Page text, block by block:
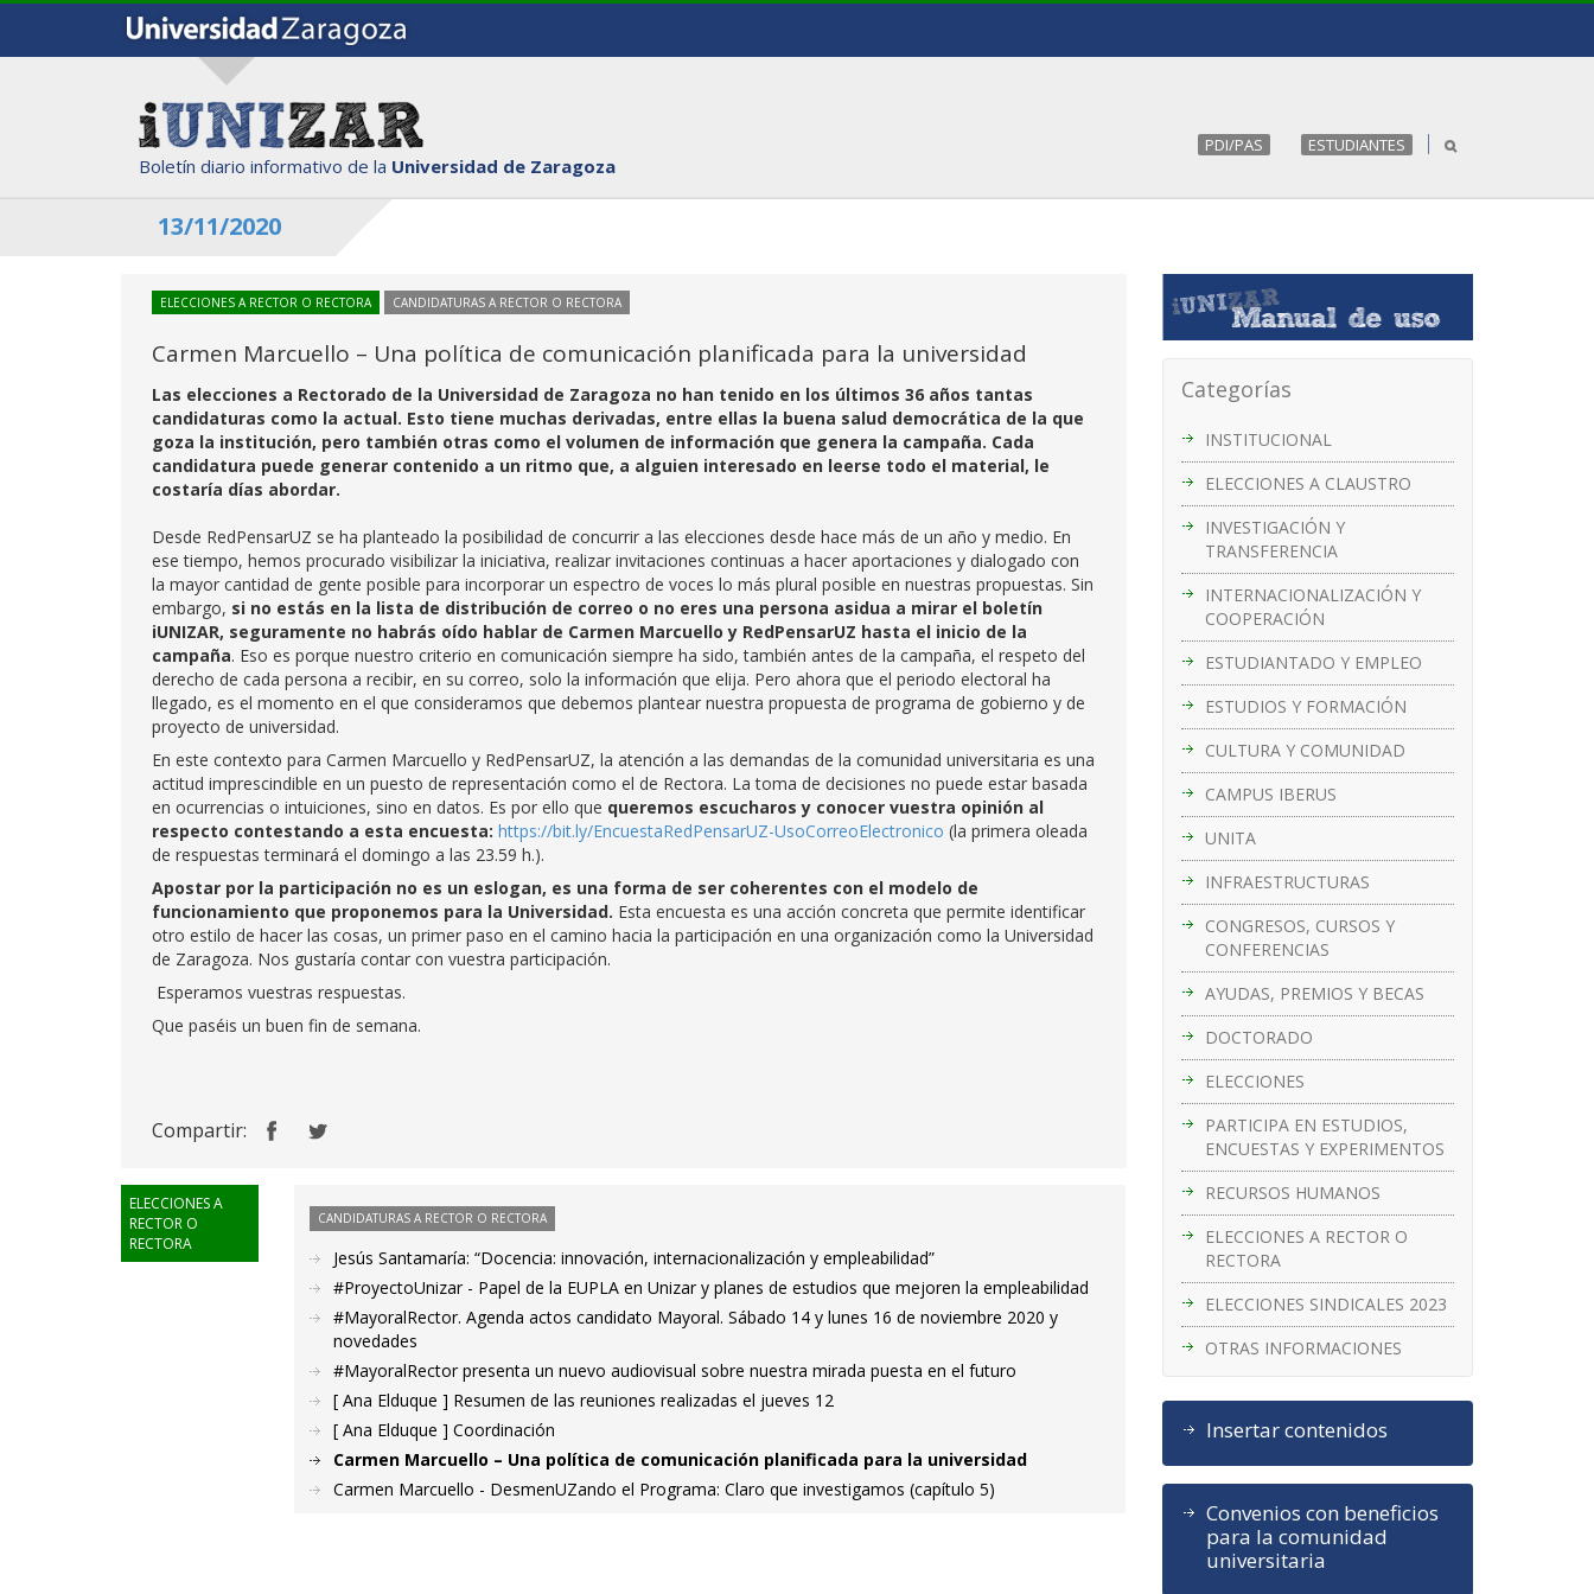
Boletín diario informativo de la Universidad de Zaragoza
PDI/PAS ESTUDIANTES
13/11/2020
Categorías
INSTITUCIONAL
ELECCIONES A CLAUSTRO
INVESTIGACIÓN Y
TRANSFERENCIA
INTERNACIONALIZACIÓN Y
COOPERACIÓN
ESTUDIANTADO Y EMPLEO
ESTUDIOS Y FORMACIÓN
CULTURA Y COMUNIDAD
CAMPUS IBERUS
UNITA
INFRAESTRUCTURAS
CONGRESOS, CURSOS Y
CONFERENCIAS
AYUDAS, PREMIOS Y BECAS
DOCTORADO
ELECCIONES
PARTICIPA EN ESTUDIOS,
ENCUESTAS Y EXPERIMENTOS
RECURSOS HUMANOS
ELECCIONES A RECTOR O
RECTORA
ELECCIONES SINDICALES 2023
OTRAS INFORMACIONES
Insertar contenidos
Convenios con beneficios
para la comunidad
universitaria
ELECCIONES A RECTOR O RECTORA CANDIDATURAS A RECTOR O RECTORA
Carmen Marcuello – Una política de comunicación planificada para la universidad
Las elecciones a Rectorado de la Universidad de Zaragoza no han tenido en los últimos 36 años tantas
candidaturas como la actual. Esto tiene muchas derivadas, entre ellas la buena salud democrática de la que
goza la institución, pero también otras como el volumen de información que genera la campaña. Cada
candidatura puede generar contenido a un ritmo que, a alguien interesado en leerse todo el material, le
costaría días abordar.
Desde RedPensarUZ se ha planteado la posibilidad de concurrir a las elecciones desde hace más de un año y medio. En
ese tiempo, hemos procurado visibilizar la iniciativa, realizar invitaciones continuas a hacer aportaciones y dialogado con
la mayor cantidad de gente posible para incorporar un espectro de voces lo más plural posible en nuestras propuestas. Sin
embargo, si no estás en la lista de distribución de correo o no eres una persona asidua a mirar el boletín
iUNIZAR, seguramente no habrás oído hablar de Carmen Marcuello y RedPensarUZ hasta el inicio de la
campaña. Eso es porque nuestro criterio en comunicación siempre ha sido, también antes de la campaña, el respeto del
derecho de cada persona a recibir, en su correo, solo la información que elija. Pero ahora que el periodo electoral ha
llegado, es el momento en el que consideramos que debemos plantear nuestra propuesta de programa de gobierno y de
proyecto de universidad.
En este contexto para Carmen Marcuello y RedPensarUZ, la atención a las demandas de la comunidad universitaria es una
actitud imprescindible en un puesto de representación como el de Rectora. La toma de decisiones no puede estar basada
en ocurrencias o intuiciones, sino en datos. Es por ello que queremos escucharos y conocer vuestra opinión al
respecto contestando a esta encuesta: https://bit.ly/EncuestaRedPensarUZ-UsoCorreoElectronico (la primera oleada
de respuestas terminará el domingo a las 23.59 h.).
Apostar por la participación no es un eslogan, es una forma de ser coherentes con el modelo de
funcionamiento que proponemos para la Universidad. Esta encuesta es una acción concreta que permite identificar
otro estilo de hacer las cosas, un primer paso en el camino hacia la participación en una organización como la Universidad
de Zaragoza. Nos gustaría contar con vuestra participación.
Esperamos vuestras respuestas.
Que paséis un buen fin de semana.
Compartir:
ELECCIONES A
RECTOR O
RECTORA
CANDIDATURAS A RECTOR O RECTORA
Jesús Santamaría: “Docencia: innovación, internacionalización y empleabilidad”
#ProyectoUnizar - Papel de la EUPLA en Unizar y planes de estudios que mejoren la empleabilidad
#MayoralRector. Agenda actos candidato Mayoral. Sábado 14 y lunes 16 de noviembre 2020 y
novedades
#MayoralRector presenta un nuevo audiovisual sobre nuestra mirada puesta en el futuro
[ Ana Elduque ] Resumen de las reuniones realizadas el jueves 12
[ Ana Elduque ] Coordinación
Carmen Marcuello – Una política de comunicación planificada para la universidad
Carmen Marcuello - DesmenUZando el Programa: Claro que investigamos (capítulo 5)